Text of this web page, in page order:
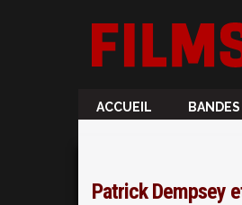
ACCUEIL
Patrick Dempsey